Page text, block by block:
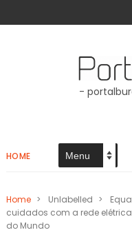
-
HOME
Home > Unlabelled >
cuidados com a rede
do Mundo